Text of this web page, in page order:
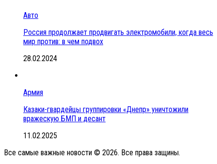
Авто
Россия продолжает продвигать электромобили, когда весь
мир против: в чем подвох
28.02.2024
Армия
Казаки-гвардейцы группировки «Днепр» уничтожили
вражескую БМП и десант
11.02.2025
Все самые важные новости © 2026. Все права защины.